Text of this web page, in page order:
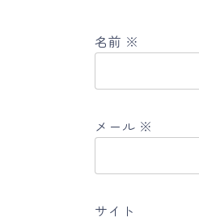
名前 ※
メール ※
サイト